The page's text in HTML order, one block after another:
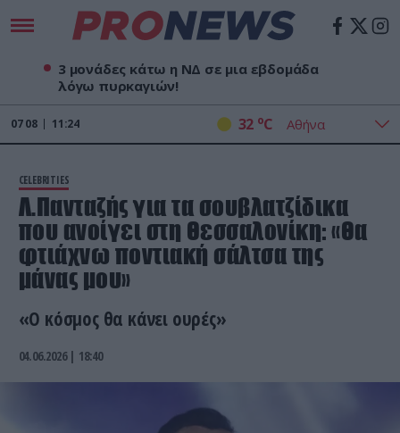
3 μονάδες κάτω η ΝΔ σε μια εβδομάδα
λόγω πυρκαγιών!
07 08 11:24 32 oC
CELEBRITIES
Λ.Πανταζής για τα σουβλατζίδικα
που ανοίγει στη Θεσσαλονίκη: «Θα
φτιάχνω ποντιακή σάλτσα της
μάνας μου»
«Ο κόσμος θα κάνει ουρές»
04.06.2026 | 18:40